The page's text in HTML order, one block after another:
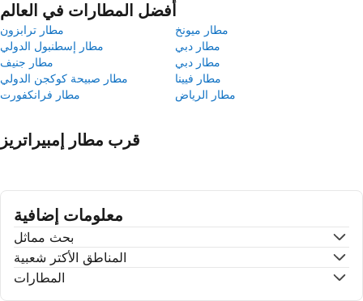
أفضل المطارات في العالم
مطار ترابزون
مطار ميونخ
مطار إسطنبول الدولي
مطار دبي
مطار جنيف
مطار دبي
مطار صبيحة كوكجن الدولي
مطار فيينا
مطار فرانكفورت
مطار الرياض
قرب مطار إمبيراتريز
معلومات إضافية
بحث مماثل
المناطق الأكتر شعبية
المطارات